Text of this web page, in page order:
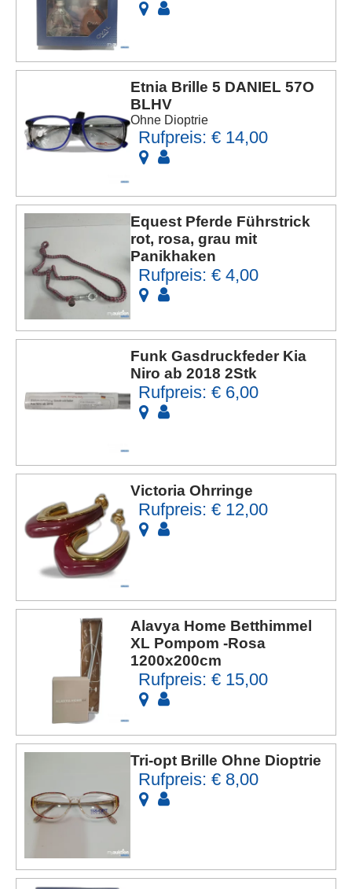
Etnia Brille 5 DANIEL 57O
BLHV
Ohne Dioptrie
Rufpreis: € 14,00
Equest Pferde Führstrick
rot, rosa, grau mit
Panikhaken
Rufpreis: € 4,00
Funk Gasdruckfeder Kia
Niro ab 2018 2Stk
Rufpreis: € 6,00
Victoria Ohrringe
Rufpreis: € 12,00
Alavya Home Betthimmel
XL Pompom -Rosa
1200x200cm
Rufpreis: € 15,00
Tri-opt Brille Ohne Dioptrie
Rufpreis: € 8,00